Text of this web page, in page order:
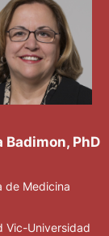
Badimon, PhD
de Medicina
Vic-Universidad